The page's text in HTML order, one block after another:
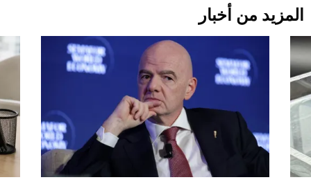
Aston Martin Valiant: على هوى الأبطال
المزيد من أخبار